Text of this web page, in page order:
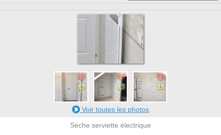
5
1
4
1
4
1
Voir toutes les photos
Sèche serviette électrique